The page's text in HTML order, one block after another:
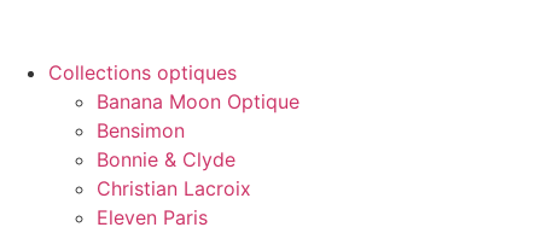
Collections optiques
Banana Moon Optique
Bensimon
Bonnie & Clyde
Christian Lacroix
Eleven Paris